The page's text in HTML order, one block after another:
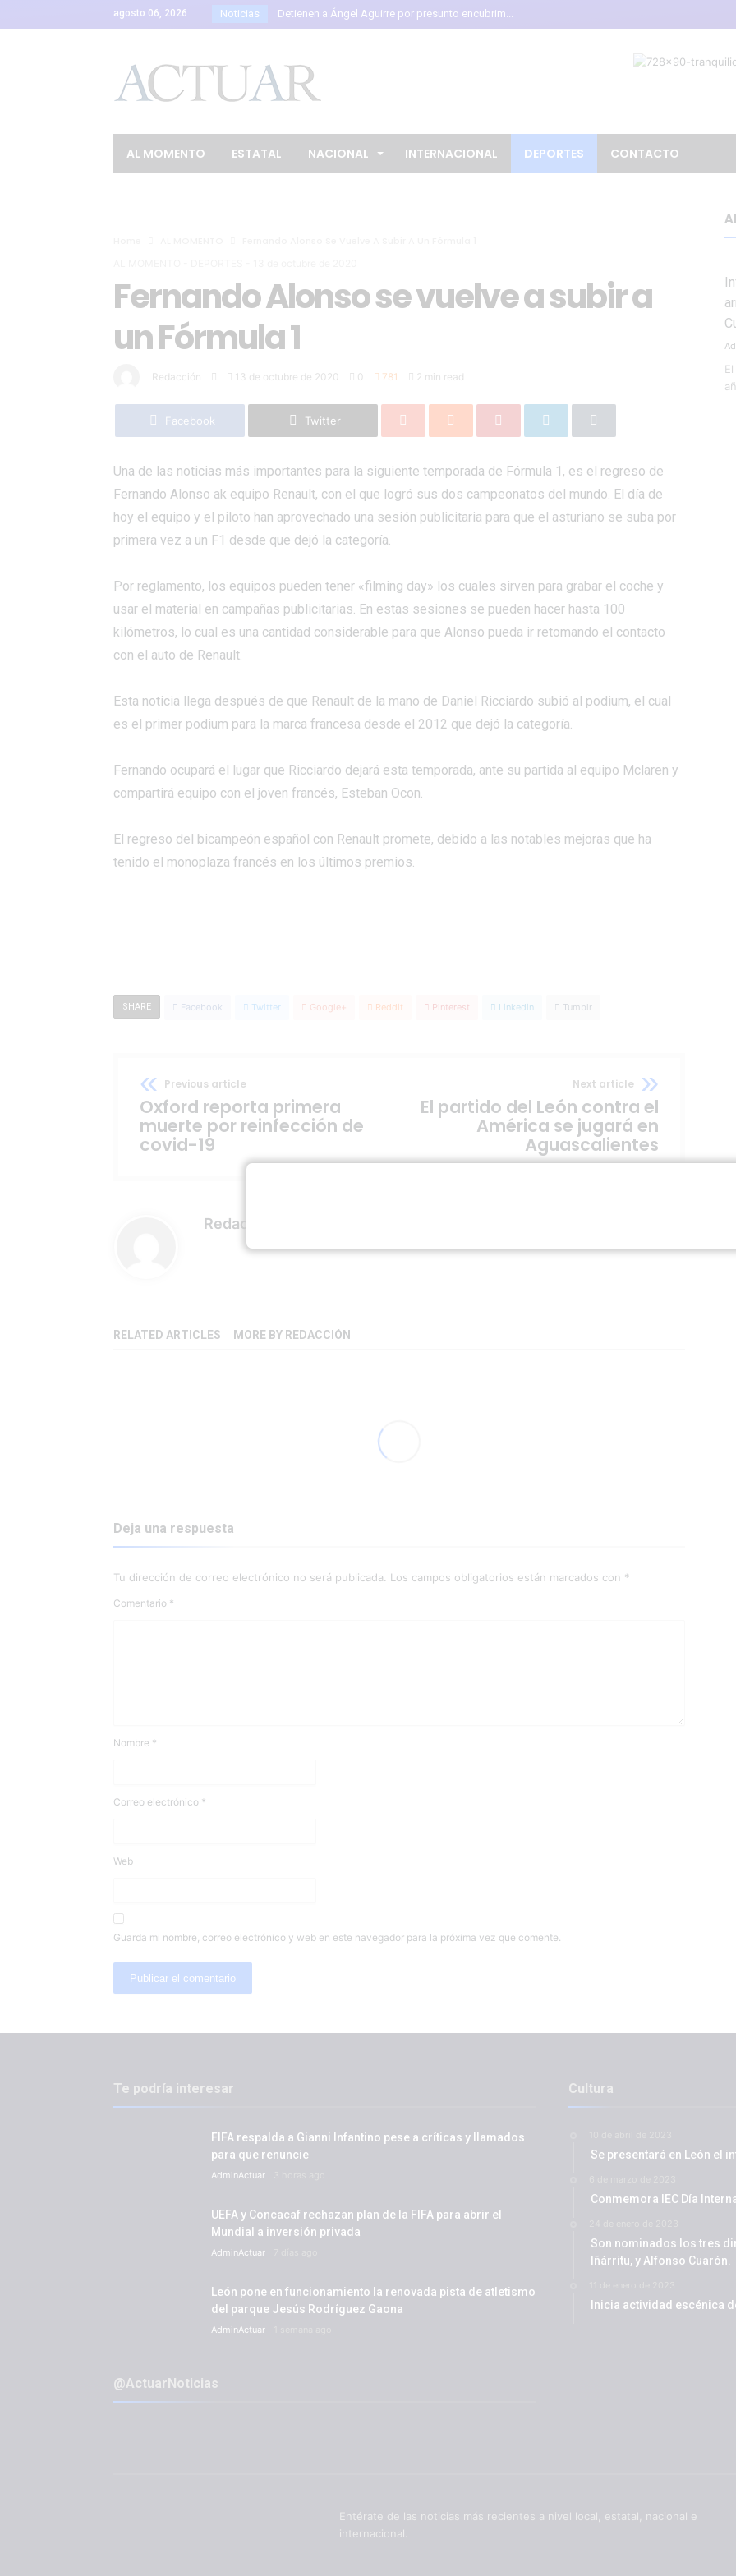
agosto 06, 2026 Noticias Detienen a Ángel Aguirre por presunto encubrim...
Libia Dennise asume la presidencia de la Asoci...
Pintar rayas como las de una cebra podría ayud...
Estados Unidos ofrece más de 100 millones de d...
Festival Internacional del Globo 2026 reunirá ...
AL MOMENTO ESTATAL NACIONAL INTERNACIONAL DEPORTES CONTACTO
Fernando Alonso se vuelve a subir a
un Fórmula 1
Redacción 13 de octubre de 2020 0 781 2 min read
Facebook Twitter
Una de las noticias más importantes para la siguiente temporada de Fórmula 1, es el regreso de
Fernando Alonso ak equipo Renault, con el que logró sus dos campeonatos del mundo. El día de
hoy el equipo y el piloto han aprovechado una sesión publicitaria para que el asturiano se suba por
primera vez a un F1 desde que dejó la categoría.
Por reglamento, los equipos pueden tener «filming day» los cuales sirven para grabar el coche y
usar el material en campañas publicitarias. En estas sesiones se pueden hacer hasta 100
kilómetros, lo cual es una cantidad considerable para que Alonso pueda ir retomando el contacto
con el auto de Renault.
Esta noticia llega después de que Renault de la mano de Daniel Ricciardo subió al podium, el cual
es el primer podium para la marca francesa desde el 2012 que dejó la categoría.
Fernando ocupará el lugar que Ricciardo dejará esta temporada, ante su partida al equipo Mclaren y
compartirá equipo con el joven francés, Esteban Ocon.
El regreso del bicampeón español con Renault promete, debido a las notables mejoras que ha
tenido el monoplaza francés en los últimos premios.
SHARE Facebook Twitter Google+ Reddit Pinterest Linkedin Tumblr
Previous article
Oxford reporta primera
muerte por reinfección de
covid-19
Next article
El partido del León contra el
América se jugará en
Aguascalientes
Redacción
RELATED ARTICLES MORE BY REDACCIÓN
Deja una respuesta
Tu dirección de correo electrónico no será publicada. Los campos obligatorios están marcados con *
Comentario *
Nombre *
Correo electrónico *
Web
Guarda mi nombre, correo electrónico y web en este navegador para la próxima vez que comente.
Te podría interesar
FIFA respalda a Gianni Infantino pese a críticas y llamados
para que renuncie
AdminActuar
UEFA y Concacaf rechazan plan de la FIFA para abrir el
Mundial a inversión privada
AdminActuar
León pone en funcionamiento la renovada pista de atletismo
del parque Jesús Rodríguez Gaona
AdminActuar
@ActuarNoticias
Cultura
Se presentará en León el
Conmemora IEC Día
Son nominados los tres
Iñárritu, y Alfonso Cuarón.
Inicia actividad escénica
Entérate de las noticias más recientes a nivel local, estatal, nacional e
internacional.